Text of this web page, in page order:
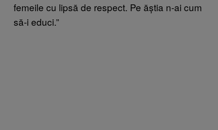
femeile cu lipsă de respect. Pe ăștia n-ai cum
să-i educi.”